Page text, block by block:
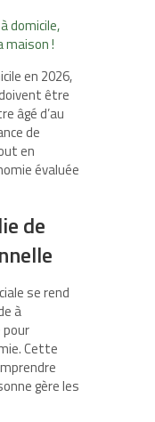
à domicile,
maison !
en 2026,
être
âgé d’au
de
en
évaluée
de
se rend
à
pour
Cette
gère les